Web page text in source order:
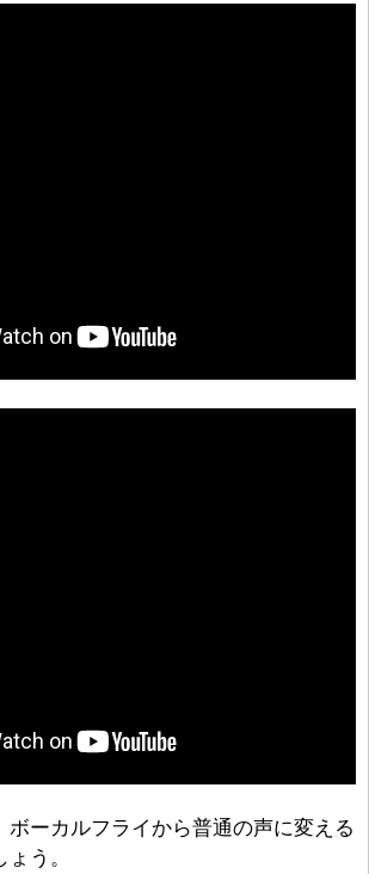
ボーカルフライから普通の声に変える
う。